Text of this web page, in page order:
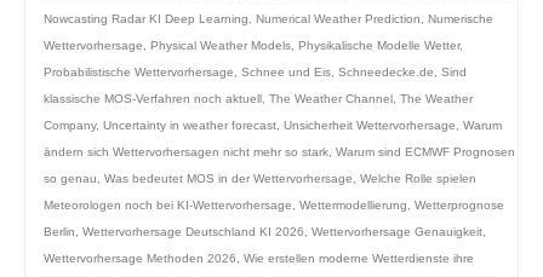
Nowcasting Radar KI Deep Learning
Numerical Weather Prediction
Numerische
Wettervorhersage
Physical Weather Models Physikalische Modelle Wetter,
Probabilistische Wettervorhersage
Schnee und Eis Schneedecke.de
Sind
klassische MOS-Verfahren noch aktuell The Weather Channel The Weather
Company, Uncertainty in weather forecast Unsicherheit Wettervorhersage
Warum
ändern sich Wettervorhersagen nicht mehr so stark Warum sind ECMWF Prognosen
so genau
Was bedeutet MOS in der Wettervorhersage
Welche Rolle spielen
Meteorologen noch bei KI-Wettervorhersage
Wettermodellierung
Wetterprognose
Berlin
Wettervorhersage Deutschland KI 2026 Wettervorhersage Genauigkeit
Wettervorhersage Methoden 2026
Wie erstellen moderne Wetterdienste ihre